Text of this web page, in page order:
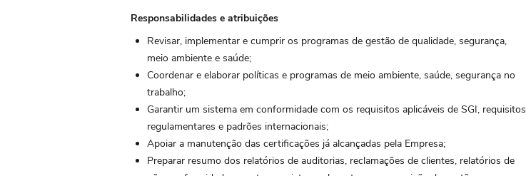
Responsabilidades e atribuições
Revisar, implementar e cumprir os programas de gestão de qualidade, segurança,
meio ambiente e saúde;
Coordenar e elaborar políticas e programas de meio ambiente, saúde, segurança no
trabalho;
Garantir um sistema em conformidade com os requisitos aplicáveis de SGI, requisitos
regulamentares e padrões internacionais;
Apoiar a manutenção das certificações já alcançadas pela Empresa;
Preparar resumo dos relatórios de auditorias, reclamações de clientes, relatórios de